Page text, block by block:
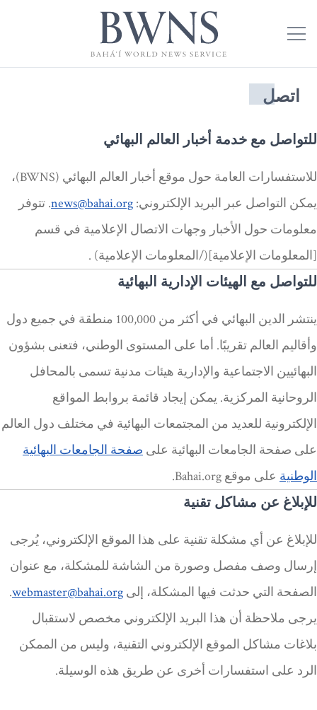
اتصل
للتواصل مع خدمة أخبار العالم البهائي
للاستفسارات العامة حول موقع أخبار العالم البهائي (BWNS)،
يمكن التواصل عبر البريد الإلكتروني: news@bahai.org. تتوفر
معلومات حول الأخبار وجهات الاتصال الإعلامية في قسم
[المعلومات الإعلامية](/المعلومات الإعلامية) .
للتواصل مع الهيئات الإدارية البهائية
ينتشر الدين البهائي في أكثر من 100,000 منطقة في جميع دول
وأقاليم العالم تقريبًا. أما على المستوى الوطني، فتعنى بشؤون
البهائيين الاجتماعية والإدارية هيئات مدنية تسمى بالمحافل
الروحانية المركزية. يمكن إيجاد قائمة بروابط المواقع
الإلكترونية للعديد من المجتمعات البهائية في مختلف دول العالم
على صفحة الجامعات البهائية على صفحة الجامعات البهائية
الوطنية على موقع Bahai.org.
للإبلاغ عن مشاكل تقنية
للإبلاغ عن أي مشكلة تقنية على هذا الموقع الإلكتروني، يُرجى
إرسال وصف مفصل وصورة من الشاشة للمشكلة، مع عنوان
الصفحة التي حدثت فيها المشكلة، إلى webmaster@bahai.org
.
يرجى ملاحظة أن هذا البريد الإلكتروني مخصص لاستقبال
بلاغات مشاكل الموقع الإلكتروني التقنية، وليس من الممكن
الرد على استفسارات أخرى عن طريق هذه الوسيلة.